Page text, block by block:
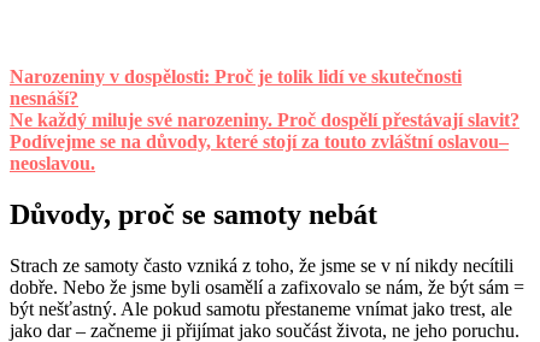
Narozeniny v dospělosti: Proč je tolik lidí ve skutečnosti
nesnáší?
Ne každý miluje své narozeniny. Proč dospělí přestávají slavit?
Podívejme se na důvody, které stojí za touto zvláštní oslavou–
neoslavou.
Důvody, proč se samoty nebát
Strach ze samoty často vzniká z toho, že jsme se v ní nikdy necítili
dobře. Nebo že jsme byli osamělí a zafixovalo se nám, že být sám =
být nešťastný. Ale pokud samotu přestaneme vnímat jako trest, ale
jako dar – začneme ji přijímat jako součást života, ne jeho poruchu.